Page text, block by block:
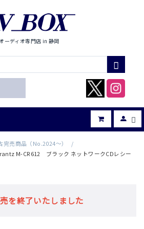
ーディオ専門店 in 静岡
完売商品（No.2024～）
/
M-CR612 ブラック ネットワークCDレシー
を終了いたしました